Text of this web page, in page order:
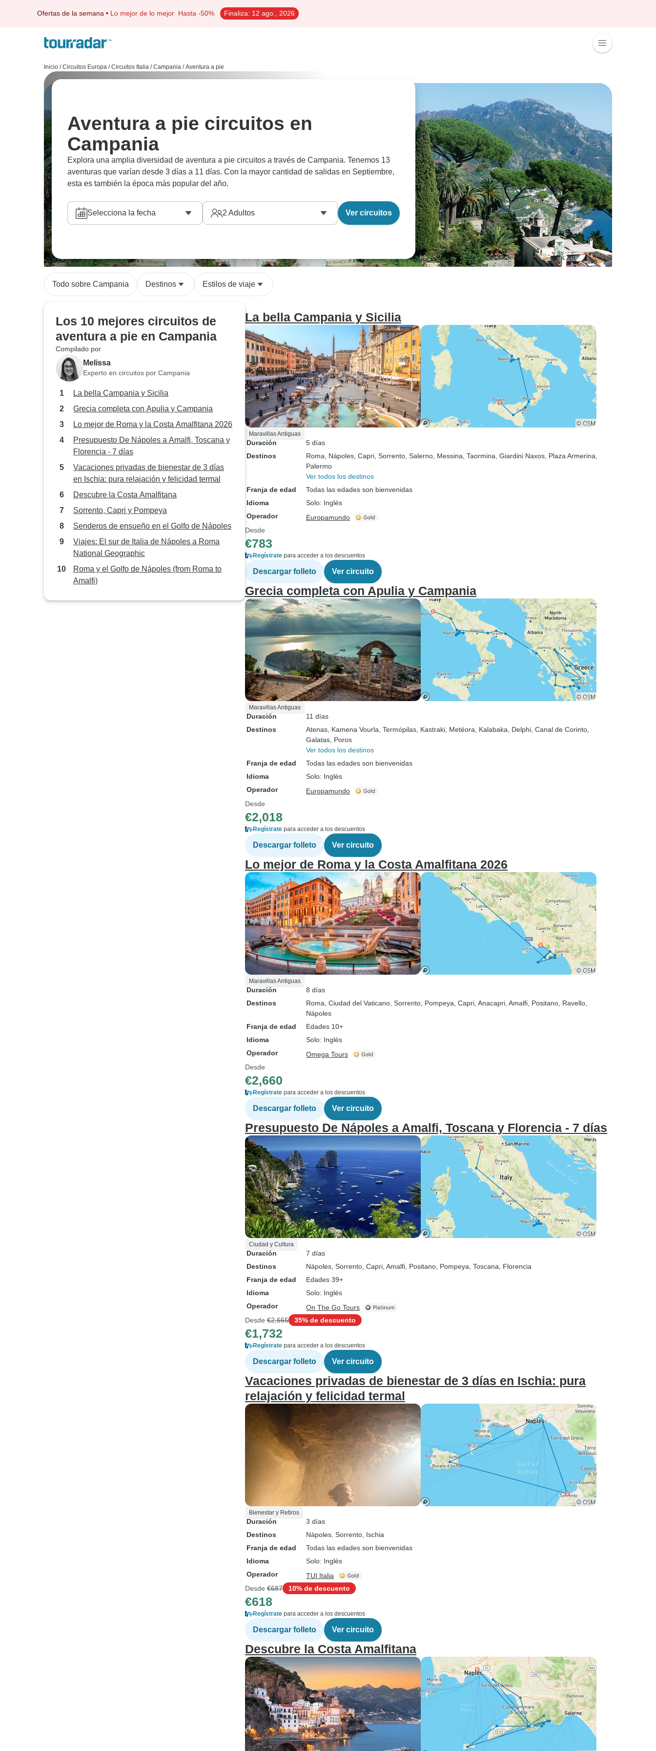
Ofertas de la semana • Lo mejor de lo mejor Hasta -50% Finaliza: 12 ago., 2026
Inicio / Circuitos Europa / Circuitos Italia / Campania / Aventura a pie
Aventura a pie circuitos en
Campania
Explora una amplia diversidad de aventura a pie circuitos a través de Campania. Tenemos 13
aventuras que varían desde 3 días a 11 días. Con la mayor cantidad de salidas en Septiembre,
esta es también la época más popular del año.
Selecciona la fecha 2 Adultos Ver circuitos
Todo sobre Campania Destinos Estilos de viaje
Los 10 mejores circuitos de
aventura a pie en Campania
Compilado por
Melissa
Experto en circuitos por Campania
La bella Campania y Sicilia
Grecia completa con Apulia y Campania
Lo mejor de Roma y la Costa Amalfitana 2026
Presupuesto De Nápoles a Amalfi, Toscana y
Florencia - 7 días
Vacaciones privadas de bienestar de 3 días
en Ischia: pura relajación y felicidad termal
Descubre la Costa Amalfitana
Sorrento, Capri y Pompeya
Senderos de ensueño en el Golfo de Nápoles
Viajes: El sur de Italia de Nápoles a Roma
National Geographic
Roma y el Golfo de Nápoles (from Roma to
Amalfi)
La bella Campania y Sicilia
Maravillas Antiguas
Duración
5 días
Destinos
Roma , Nápoles , Capri , Sorrento , Salerno , Messina , Taormina , Giardini Naxos , Plaza Armerina
Palermo
Ver todos los destinos
Franja de edad
Todas las edades son bienvenidas
Idioma
Solo: Inglés
Operador
Europamundo
Desde
€783
Regístrate para acceder a los descuentos
Descargar folleto Ver circuito
Grecia completa con Apulia y Campania
Maravillas Antiguas
Duración
11 días
Destinos
Atenas , Kamena Vourla , Termópilas , Kastraki , Metéora , Kalabaka , Delphi , Canal de Corinto
Galatas , Poros
Ver todos los destinos
Franja de edad
Todas las edades son bienvenidas
Idioma
Solo: Inglés
Operador
Europamundo
Desde
€2,018
Regístrate para acceder a los descuentos
Descargar folleto Ver circuito
Lo mejor de Roma y la Costa Amalfitana 2026
Maravillas Antiguas
Duración
8 días
Destinos
Roma , Ciudad del Vaticano , Sorrento , Pompeya , Capri , Anacapri , Amalfi , Positano , Ravello
Nápoles
Franja de edad
Edades 10+
Idioma
Solo: Inglés
Operador
Omega Tours
Desde
€2,660
Regístrate para acceder a los descuentos
Descargar folleto Ver circuito
Presupuesto De Nápoles a Amalfi, Toscana y Florencia - 7 días
Ciudad y Cultura
Duración
7 días
Destinos
Nápoles , Sorrento , Capri , Amalfi , Positano , Pompeya , Toscana , Florencia
Franja de edad
Edades 39+
Idioma
Solo: Inglés
Operador
On The Go Tours
Desde €2,665 35% de descuento
€1,732
Regístrate para acceder a los descuentos
Descargar folleto Ver circuito
Vacaciones privadas de bienestar de 3 días en Ischia: pura
relajación y felicidad termal
Bienestar y Retiros
Duración
3 días
Destinos
Nápoles , Sorrento , Ischia
Franja de edad
Todas las edades son bienvenidas
Idioma
Solo: Inglés
Operador
TUI Italia
Desde €687 10% de descuento
€618
Regístrate para acceder a los descuentos
Descargar folleto Ver circuito
Descubre la Costa Amalfitana